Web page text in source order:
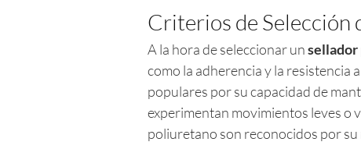
Criterios de Selección
A la hora de seleccionar unsellador
como la adherencia y la resistencia
populares por su capacidad de
experimentan movimientos leves o
poliuretano son reconocidos por su